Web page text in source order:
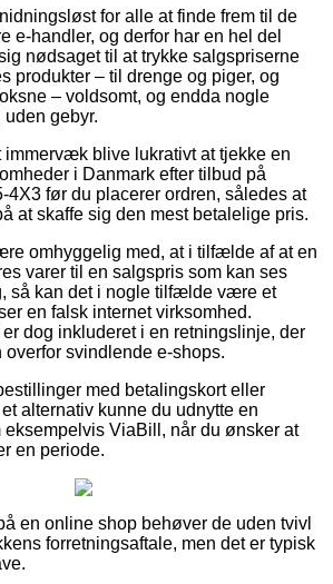
for alle at finde frem til de
e-handler, og derfor har en hel del
nødsaget til at trykke salgspriserne
produkter – til drenge og piger, og
– voldsomt, og endda nogle
gebyr.
blive lukrativt at tjekke en
i Danmark efter tilbud på
4X3 før du placerer ordren, således at
at skaffe sig den mest betalelige pris.
omhyggelig med, at i tilfælde af at en
varer til en salgspris som kan ses
så kan det i nogle tilfælde være et
en falsk internet virksomhed.
dog inkluderet i en retningslinje, der
overfor svindlende e-shops.
med betalingskort eller
alternativ kunne du udnytte en
ViaBill, når du ønsker at
en periode.
en online shop behøver de uden tvivl
forretningsaftale, men det er typisk